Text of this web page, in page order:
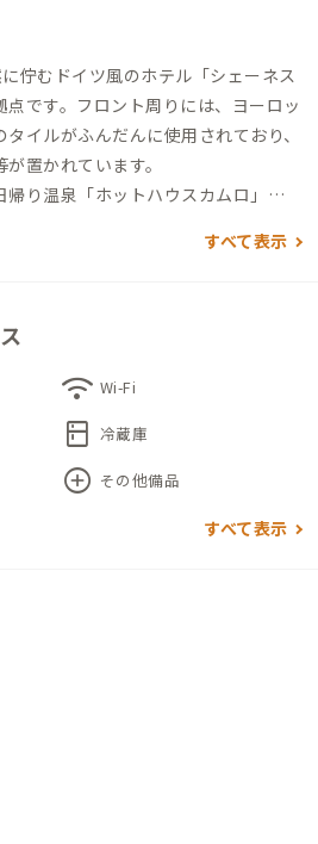
佇むドイツ風のホテル「シェーネス
です。フロント周りには、ヨーロッ
イルがふんだんに使用されており、
置かれています。
り温泉「ホットハウスカムロ」が
すべて表示
wifi Wi-Fi
kitchen 冷蔵庫
add_circle その他備品
すべて表示